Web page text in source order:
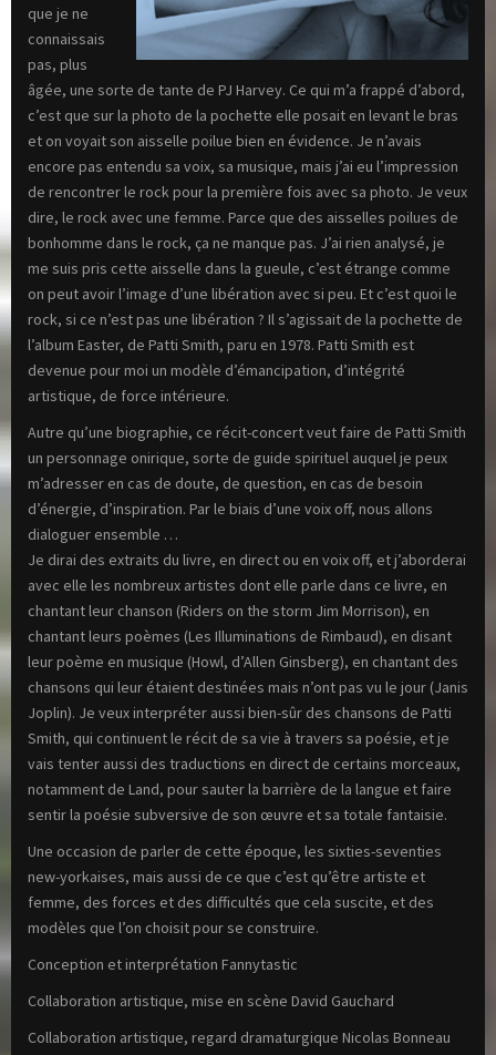
que je ne
connaissais
pas, plus
âgée, une sorte de tante de PJ Harvey. Ce qui m’a frappé d’abord,
c’est que sur la photo de la pochette elle posait en levant le bras
et on voyait son aisselle poilue bien en évidence. Je n’avais
encore pas entendu sa voix, sa musique, mais j’ai eu l’impression
de rencontrer le rock pour la première fois avec sa photo. Je veux
dire, le rock avec une femme. Parce que des aisselles poilues de
bonhomme dans le rock, ça ne manque pas. J’ai rien analysé, je
me suis pris cette aisselle dans la gueule, c’est étrange comme
on peut avoir l’image d’une libération avec si peu. Et c’est quoi le
rock, si ce n’est pas une libération ? Il s’agissait de la pochette de
l’album Easter, de Patti Smith, paru en 1978. Patti Smith est
devenue pour moi un modèle d’émancipation, d’intégrité
artistique, de force intérieure.
Autre qu’une biographie, ce récit-concert veut faire de Patti Smith
un personnage onirique, sorte de guide spirituel auquel je peux
m’adresser en cas de doute, de question, en cas de besoin
d’énergie, d’inspiration. Par le biais d’une voix off, nous allons
dialoguer ensemble …
Je dirai des extraits du livre, en direct ou en voix off, et j’aborderai
avec elle les nombreux artistes dont elle parle dans ce livre, en
chantant leur chanson (Riders on the storm Jim Morrison), en
chantant leurs poèmes (Les Illuminations de Rimbaud), en disant
leur poème en musique (Howl, d’Allen Ginsberg), en chantant des
chansons qui leur étaient destinées mais n’ont pas vu le jour (Janis
Joplin). Je veux interpréter aussi bien-sûr des chansons de Patti
Smith, qui continuent le récit de sa vie à travers sa poésie, et je
vais tenter aussi des traductions en direct de certains morceaux,
notamment de Land, pour sauter la barrière de la langue et faire
sentir la poésie subversive de son œuvre et sa totale fantaisie.
Une occasion de parler de cette époque, les sixties-seventies
new-yorkaises, mais aussi de ce que c’est qu’être artiste et
femme, des forces et des difficultés que cela suscite, et des
modèles que l’on choisit pour se construire.
Conception et interprétation Fannytastic
Collaboration artistique, mise en scène David Gauchard
Collaboration artistique, regard dramaturgique Nicolas Bonneau